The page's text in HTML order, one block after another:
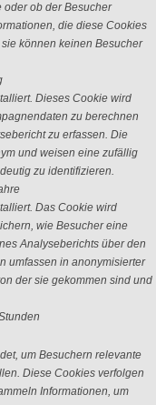
oder ob der Besucher
die diese Cookies
können keinen Besucher
Dieses Cookie wird
zu berechnen
zu erfassen. Die
und weisen eine zufällig
zu identifizieren.
Das Cookie wird
wie Besucher eine
Analyseberichts über den
umfassen in anonymisierter
der sie gekommen sind und
um Besuchern relevante
Diese Cookies verfolgen
Informationen, um